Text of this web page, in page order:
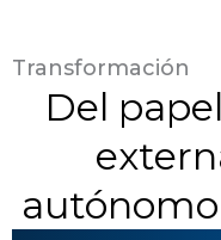
Transformación
Del